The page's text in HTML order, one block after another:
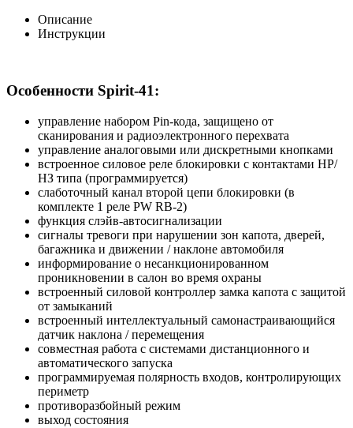
Описание
Инструкции
Особенности Spirit-41:
управление набором Pin-кода, защищено от
сканирования и радиоэлектронного перехвата
управление аналоговыми или дискретными кнопками
встроенное силовое реле блокировки с контактами НР/
НЗ типа (программируется)
слаботочный канал второй цепи блокировки (в
комплекте 1 реле PW RB-2)
функция слэйв-автосигнализации
сигналы тревоги при нарушении зон капота, дверей,
багажника и движении / наклоне автомобиля
информирование о несанкционированном
проникновении в салон во время охраны
встроенный силовой контроллер замка капота с защитой
от замыканий
встроенный интеллектуальный самонастраивающийся
датчик наклона / перемещения
совместная работа с системами дистанционного и
автоматического запуска
программируемая полярность входов, контролирующих
периметр
противоразбойный режим
выход состояния